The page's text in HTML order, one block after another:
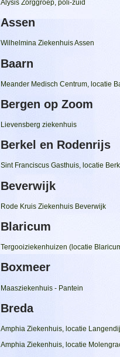
Alysis Zorggroep, poli-zuid
Assen
Wilhelmina Ziekenhuis Assen
Baarn
Meander Medisch Centrum, locatie
Bergen op Zoom
Lievensberg ziekenhuis
Berkel en Rodenrijs
Sint Franciscus Gasthuis, locatie
Beverwijk
Rode Kruis Ziekenhuis Beverwijk
Blaricum
Tergooiziekenhuizen (locatie
Boxmeer
Maasziekenhuis - Pantein
Breda
Amphia Ziekenhuis, locatie
Amphia Ziekenhuis, locatie